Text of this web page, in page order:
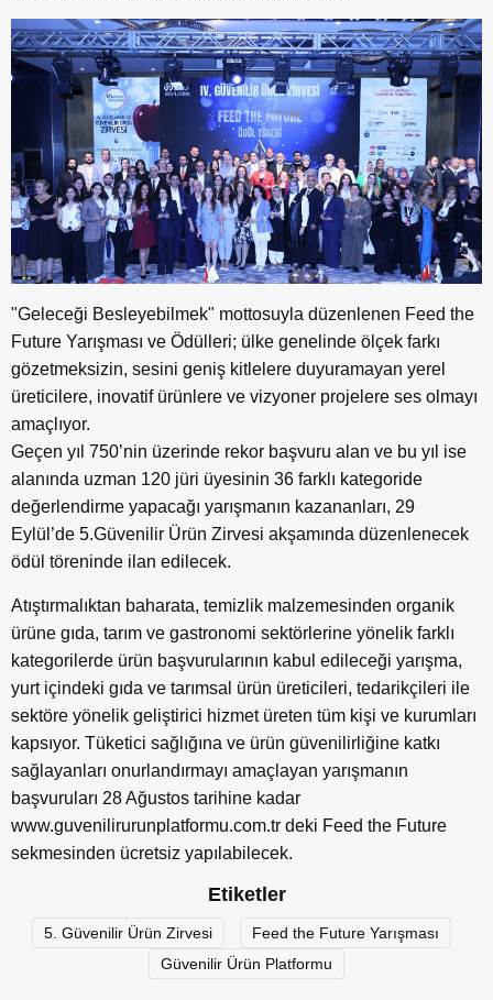
"Geleceği Besleyebilmek" mottosuyla düzenlenen Feed the
Future Yarışması ve Ödülleri; ülke genelinde ölçek farkı
gözetmeksizin, sesini geniş kitlelere duyuramayan yerel
üreticilere, inovatif ürünlere ve vizyoner projelere ses olmayı
amaçlıyor.
Geçen yıl 750’nin üzerinde rekor başvuru alan ve bu yıl ise
alanında uzman 120 jüri üyesinin 36 farklı kategoride
değerlendirme yapacağı yarışmanın kazananları, 29
Eylül’de 5.Güvenilir Ürün Zirvesi akşamında düzenlenecek
ödül töreninde ilan edilecek.
Atıştırmalıktan baharata, temizlik malzemesinden organik
ürüne gıda, tarım ve gastronomi sektörlerine yönelik farklı
kategorilerde ürün başvurularının kabul edileceği yarışma,
yurt içindeki gıda ve tarımsal ürün üreticileri, tedarikçileri ile
sektöre yönelik geliştirici hizmet üreten tüm kişi ve kurumları
kapsıyor. Tüketici sağlığına ve ürün güvenilirliğine katkı
sağlayanları onurlandırmayı amaçlayan yarışmanın
başvuruları 28 Ağustos tarihine kadar
www.guvenilirurunplatformu.com.tr deki Feed the Future
sekmesinden ücretsiz yapılabilecek.
Etiketler
5. Güvenilir Ürün Zirvesi
Feed the Future Yarışması
Güvenilir Ürün Platformu